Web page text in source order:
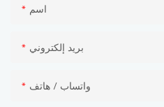
اسم
بريد إلكتروني
واتساب / هاتف